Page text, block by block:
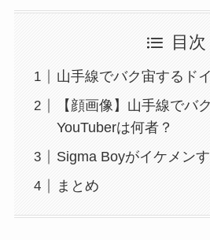
目次
山手線でバク宙するド
【顔画像】山手線でバ
YouTuberは何者？
Sigma Boyがイケメン
まとめ